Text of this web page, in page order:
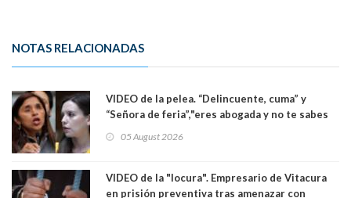
NOTAS RELACIONADAS
VIDEO de la pelea. “Delincuente, cuma” y
“Señora de feria”,"eres abogada y no te sabes
senadoras Camila Flores y Fabiola Campillai en
05 August 2026
VIDEO de la "locura". Empresario de Vitacura
en prisión preventiva tras amenazar con